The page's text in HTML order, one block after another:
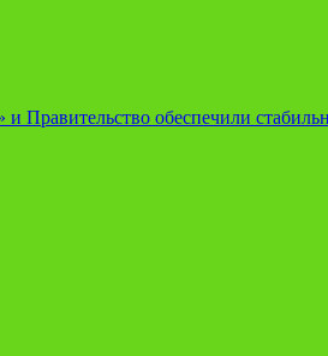
Правительство обеспечили